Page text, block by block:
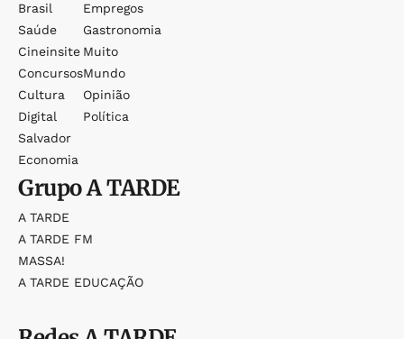
Brasil
Saúde
Cineinsite
Concursos
Cultura
Digital
Salvador
Economia
Empregos
Gastronomia
Muito
Mundo
Opinião
Política
GrupoA TARDE
A TARDE
A TARDE FM
MASSA!
A TARDE EDUCAÇÃO